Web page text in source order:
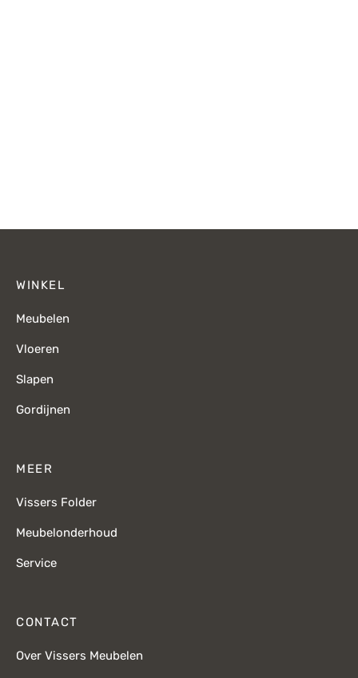
WINKEL
Meubelen
Vloeren
Slapen
Gordijnen
MEER
Vissers Folder
Meubelonderhoud
Service
CONTACT
Over Vissers Meubelen